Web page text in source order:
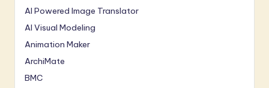
AI Powered Image Translator
AI Visual Modeling
Animation Maker
ArchiMate
BMC